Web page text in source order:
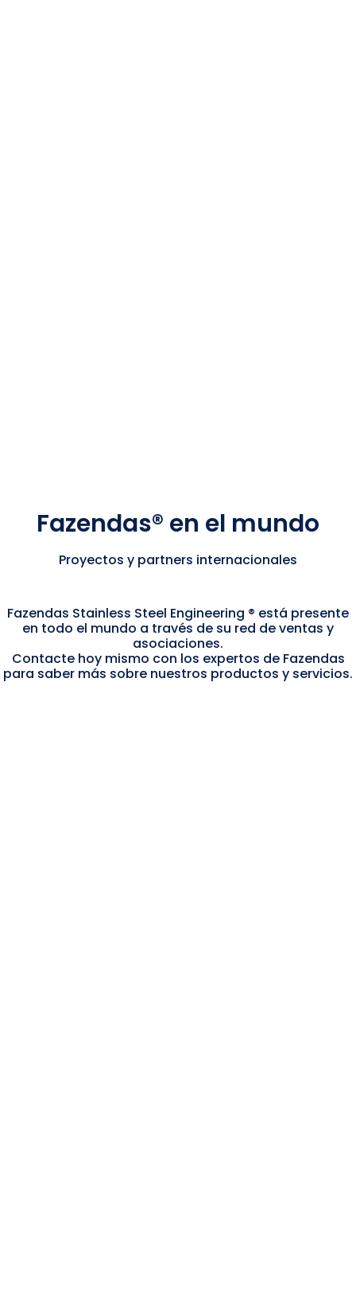
Fazendas® en el mundo
Proyectos y partners internacionales
Fazendas Stainless Steel Engineering ® está presente
en todo el mundo a través de su red de ventas y
asociaciones.
Contacte hoy mismo con los expertos de Fazendas
para saber más sobre nuestros productos y servicios.